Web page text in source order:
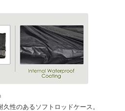
性のあるソフトロッドケース。